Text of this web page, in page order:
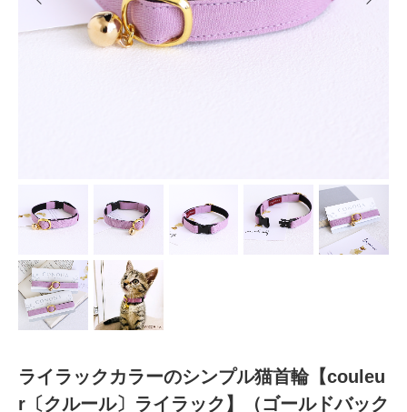
ライラックカラーのシンプル猫首輪【couleu
r〔クルール〕ライラック】（ゴールドバック